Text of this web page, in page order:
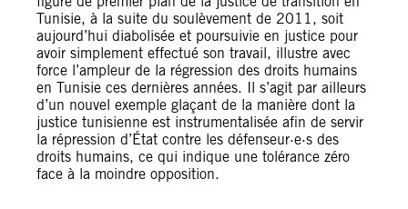
Tunisie, à la suite du soulèvement de 2011, soit
aujourd’hui diabolisée et poursuivie en justice pour
avoir simplement effectué son travail, illustre avec
force l’ampleur de la régression des droits humains
en Tunisie ces dernières années. Il s’agit par ailleurs
d’un nouvel exemple glaçant de la manière dont la
justice tunisienne est instrumentalisée afin de servir
la répression d’État contre les défenseur·e·s des
droits humains, ce qui indique une tolérance zéro
face à la moindre opposition.